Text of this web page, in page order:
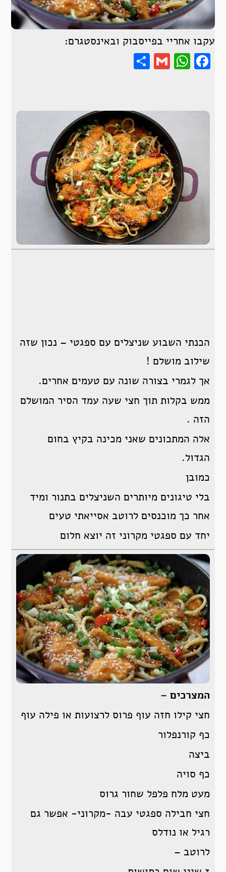
עקבו אחריי בפייסבוק ובאינסטגרם:
Facebook
WhatsApp
Gmail
הכנתי השבוע שניצלים עם ספגטי – נכון שזה
שילוב מושלם !
אך לגמרי בצורה שונה עם טעמים אחרים.
ממש בקלות תוך חצי שעה עמד הסיר המושלם
הזה .
אלה המתכונים שאני מכינה בקיץ בחום
הגדול.
כמובן
בלי טיגונים מיותרים השניצלים בתנור ומיד
אחר כך מוכנסים לרוטב אסייאתי טעים
יחד עם ספגטי מקרוני זה יוצא חלום
המצרכים –
חצי קילו חזה עוף פרוס לרצועות או פילה עוף
כף קורנפלור
ביצה
כף סויה
מעט מלח פלפל שחור גרוס
חצי חבילה ספגטי עבה -מקרוני- אפשר גם
רגיל או נודלס
לרוטב –